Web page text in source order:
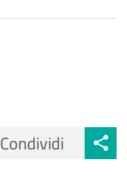
Condividi